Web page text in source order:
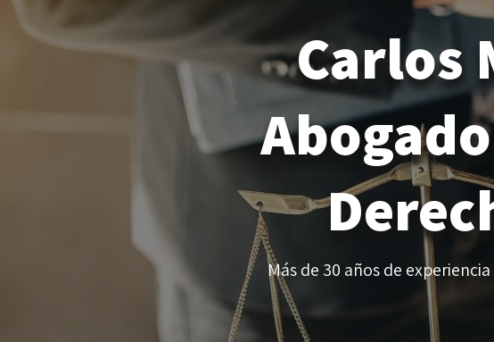
Carlos
Más de 30 años de